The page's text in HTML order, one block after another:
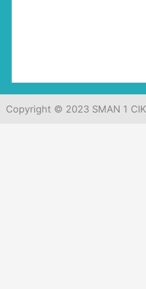
Copyright © 2023 SMAN 1